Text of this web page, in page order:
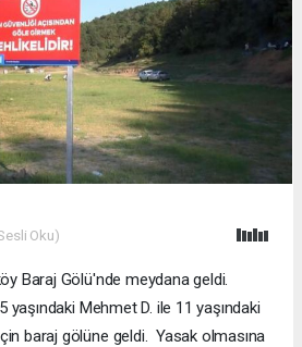
Oku)
Baraj Gölü'nde meydana geldi.
yaşındaki Mehmet D. ile 11 yaşındaki
baraj gölüne geldi. Yasak olmasına